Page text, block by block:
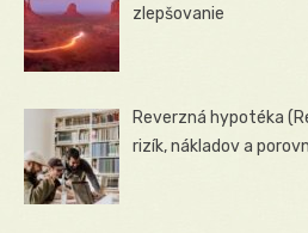
zlepšovanie
Reverzná hypotéka
rizík, nákladov a